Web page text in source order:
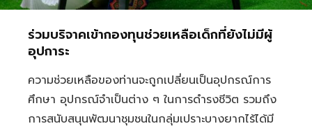
ร่วมบริจาคเข้ากองทุนช่วยเหลือเด็กที่ยังไม่มีผู้
อุปการะ
ความช่วยเหลือของท่านจะถูกเปลี่ยนเป็นอุปกรณ์การ
ศึกษา อุปกรณ์จำเป็นต่าง ๆ ในการดำรงชีวิต รวมถึง
การสนับสนุนพัฒนาชุมชนในกลุ่มเปราะบางยากไร้ได้มี